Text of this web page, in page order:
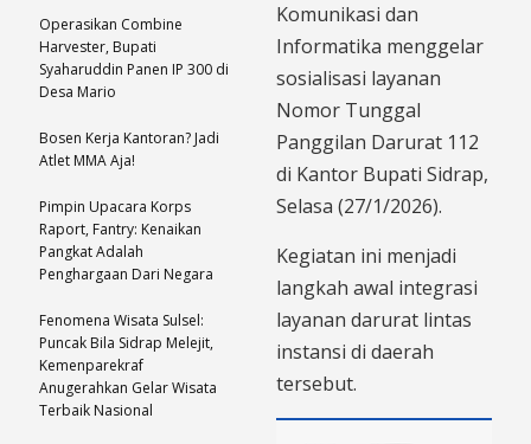
Komunikasi dan
Informatika menggelar
sosialisasi layanan
Nomor Tunggal
Panggilan Darurat 112
di Kantor Bupati Sidrap,
Selasa (27/1/2026).
Kegiatan ini menjadi
langkah awal integrasi
layanan darurat lintas
instansi di daerah
tersebut.
Operasikan Combine
Harvester, Bupati
Syaharuddin Panen IP 300 di
Desa Mario
Bosen Kerja Kantoran? Jadi
Atlet MMA Aja!
Pimpin Upacara Korps
Raport, Fantry: Kenaikan
Pangkat Adalah
Penghargaan Dari Negara
Fenomena Wisata Sulsel:
Puncak Bila Sidrap Melejit,
Kemenparekraf
Anugerahkan Gelar Wisata
Terbaik Nasional